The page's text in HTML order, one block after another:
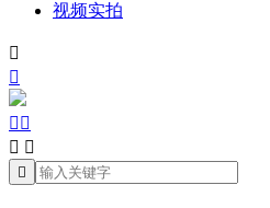
视频实拍


 
 
